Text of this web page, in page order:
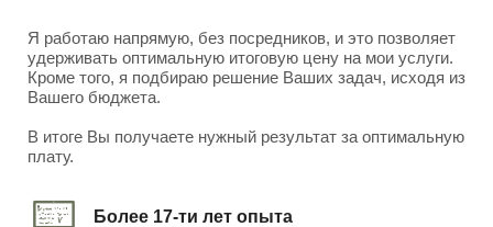
Я работаю напрямую, без посредников, и это позволяет
удерживать оптимальную итоговую цену на мои услуги.
Кроме того, я подбираю решение Ваших задач, исходя из
Вашего бюджета.
В итоге Вы получаете нужный результат за оптимальную
плату.
Более 17-ти лет опыта